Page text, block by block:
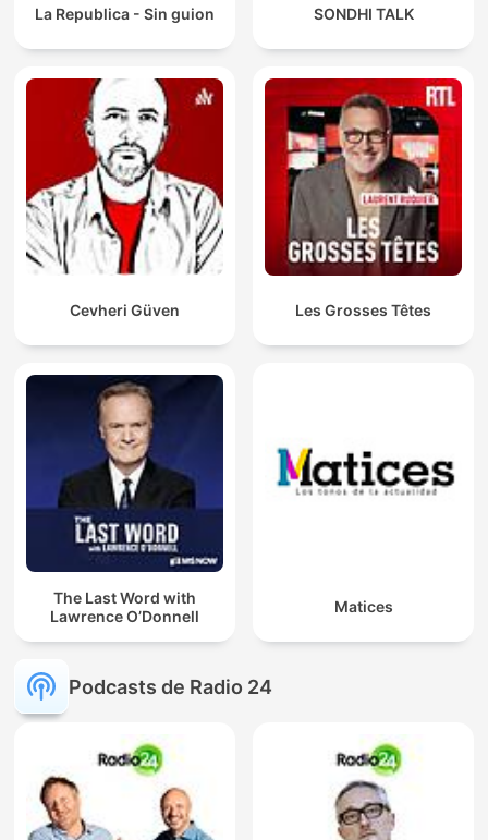
La Republica - Sin guion SONDHI TALK
Cevheri Güven Les Grosses Têtes
The Last Word with
Lawrence O’Donnell
Matices
Podcasts de Radio 24